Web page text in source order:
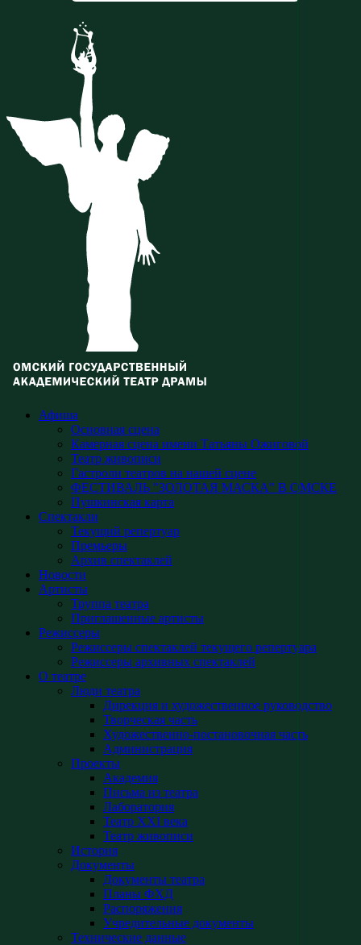
Афиша
Основная сцена
Камерная сцена имени Татьяны Ожиговой
Театр живописи
Гастроли театров на нашей сцене
ФЕСТИВАЛЬ "ЗОЛОТАЯ МАСКА" В ОМСКЕ
Пушкинская карта
Спектакли
Текущий репертуар
Премьеры
Архив спектаклей
Новости
Артисты
Труппа театра
Приглашенные артисты
Режиссеры
Режиссеры спектаклей текущего репертуара
Режиссеры архивных спектаклей
О театре
Люди театра
Дирекция и художественное руководство
Творческая часть
Художественно-постановочная часть
Администрация
Проекты
Академия
Письма из театра
Лаборатория
Театр XXI века
Театр живописи
История
Документы
Документы театра
Планы ФХД
Распоряжения
Учредительные документы
Технические данные